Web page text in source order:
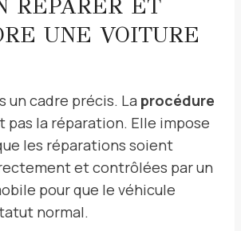
RÉPARER ET
UNE VOITURE
un cadre précis. La procédure
pas la réparation. Elle impose
les réparations soient
et contrôlées par un
pour que le véhicule
normal.